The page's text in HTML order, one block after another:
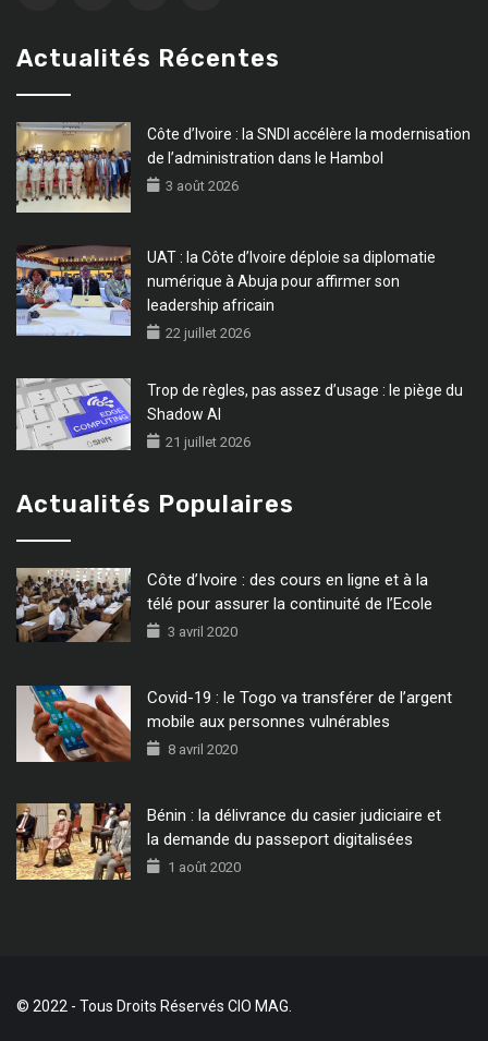
Actualités Récentes
Côte d’Ivoire : la SNDI accélère la modernisation
de l’administration dans le Hambol
3 août 2026
UAT : la Côte d’Ivoire déploie sa diplomatie
numérique à Abuja pour affirmer son
leadership africain
22 juillet 2026
Trop de règles, pas assez d’usage : le piège du
Shadow AI
21 juillet 2026
Actualités Populaires
Côte d’Ivoire : des cours en ligne et à la
télé pour assurer la continuité de l’Ecole
3 avril 2020
Covid-19 : le Togo va transférer de l’argent
mobile aux personnes vulnérables
8 avril 2020
Bénin : la délivrance du casier judiciaire et
la demande du passeport digitalisées
1 août 2020
© 2022 - Tous Droits Réservés CIO MAG.